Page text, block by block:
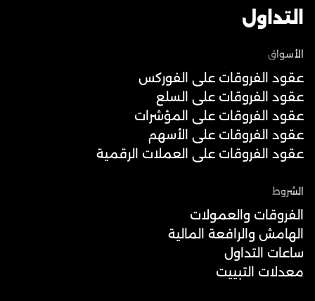
التداول
الأسواق
عقود الفروقات على الفوركس
عقود الفروقات على السلع
عقود الفروقات على المؤشرات
عقود الفروقات على الأسهم
عقود الفروقات على العملات الرقمية
الشروط
الفروقات والعمولات
الهامش والرافعة المالية
ساعات التداول
معدلات التبييت